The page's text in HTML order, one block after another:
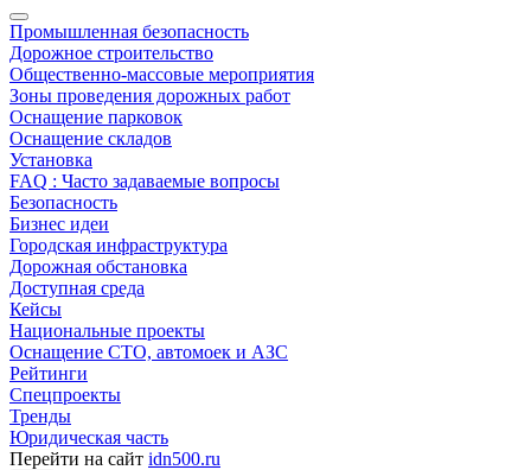
Промышленная безопасность
Дорожное строительство
Общественно‑массовые мероприятия
Зоны проведения дорожных работ
Оснащение парковок
Оснащение складов
Установка
FAQ : Часто задаваемые вопросы
Безопасность
Бизнес идеи
Городская инфраструктура
Дорожная обстановка
Доступная среда
Кейсы
Национальные проекты
Оснащение СТО, автомоек и АЗС
Рейтинги
Спецпроекты
Тренды
Юридическая часть
Перейти на сайт idn500.ru